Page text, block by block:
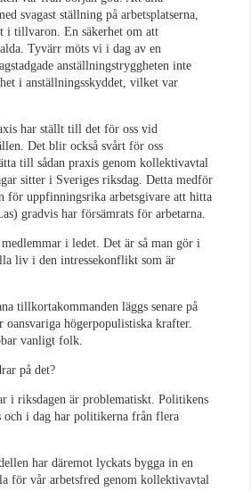
svagast ställning på arbetsplatserna,
i tillvaron. En säkerhet om att
Tyvärr möts vi i dag av en
anställningstryggheten inte
i anställningsskyddet, vilket var
har ställt till det för oss vid
Det blir också svårt för oss
till sådan praxis genom kollektivavtal
sitter i Sveriges riksdag. Detta medför
för uppfinningsrika arbetsgivare att hitta
gradvis har försämrats för arbetarna.
i ledet. Det är så man gör i
liv i den intressekonflikt som är
tillkortakommanden läggs senare på
högerpopulistiska krafter.
vanligt folk.
på det?
i riksdagen är problematiskt. Politikens
och i dag har politikerna från flera
har däremot lyckats bygga in en
för vår arbetsfred genom kollektivavtal